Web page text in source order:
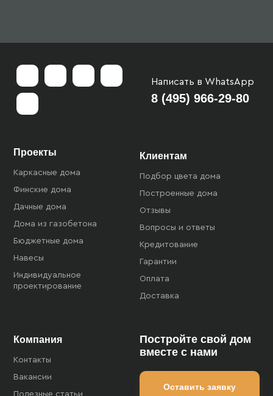
Написать в WhatsApp
8 (495) 966-29-80
Проекты
Каркасные дома
Финские дома
Дачные дома
Дома из газобетона
Бюджетные дома
Навесы
Индивидуальное
проектирование
Клиентам
Подбор цвета дома
Построенные дома
Отзывы
Вопросы и ответы
Кредитование
Гарантии
Оплата
Доставка
Компания
Контакты
Вакансии
Полезные статьи
Постройте свой дом
вместе с нами
Оставить заявку